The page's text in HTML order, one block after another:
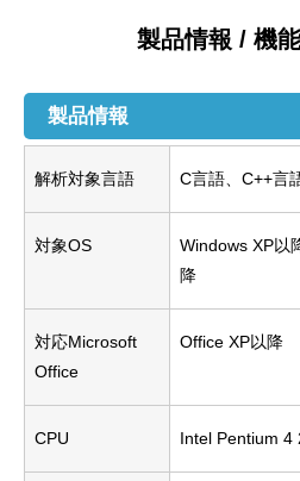
製品情報 / 機
製品情報
解析対象言語 C言語、C++言
対象OS
Windows XP以
降
対応Microsoft
Office
Office XP以降
CPU Intel Pentium 4